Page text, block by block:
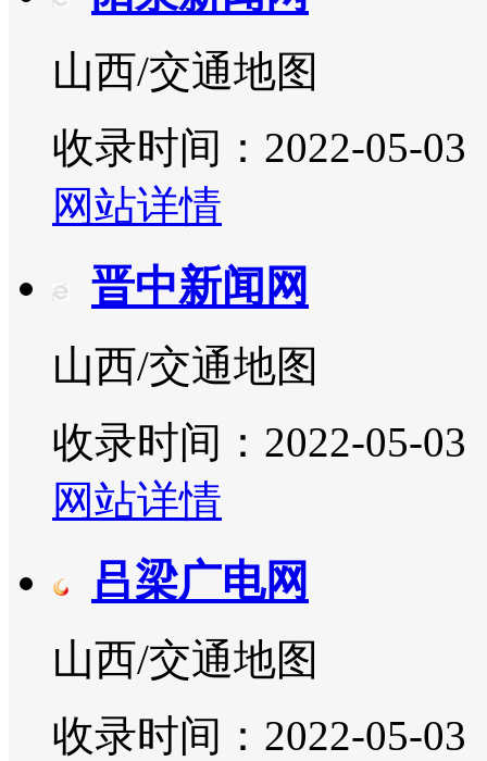
山西/交通地图
收录时间：2022-05-03
网站详情
晋中新闻网
山西/交通地图
收录时间：2022-05-03
网站详情
吕梁广电网
山西/交通地图
收录时间：2022-05-03